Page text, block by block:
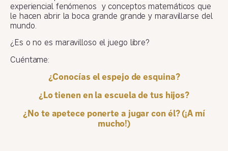
experiencial fenómenos y conceptos matemáticos que
le hacen abrir la boca grande grande y maravillarse del
mundo.
¿Es o no es maravilloso el juego libre?
Cuéntame:
¿Conocías el espejo de esquina?
¿Lo tienen en la escuela de tus hijos?
¿No te apetece ponerte a jugar con él? (¡A mí
mucho!)